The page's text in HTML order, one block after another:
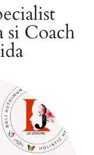
Coach